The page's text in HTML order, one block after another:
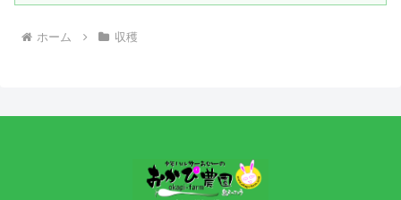
ホーム 収穫